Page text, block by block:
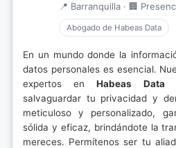
📍 Barranquilla · 🏢
Abogado de Habeas Data
En un mundo donde la
datos personales es esencial.
expertos enHabeas Data
salvaguardar tu privacidad y
meticuloso y personalizado,
sólida y eficaz, brindándote la
mereces. Permítenos ser tu